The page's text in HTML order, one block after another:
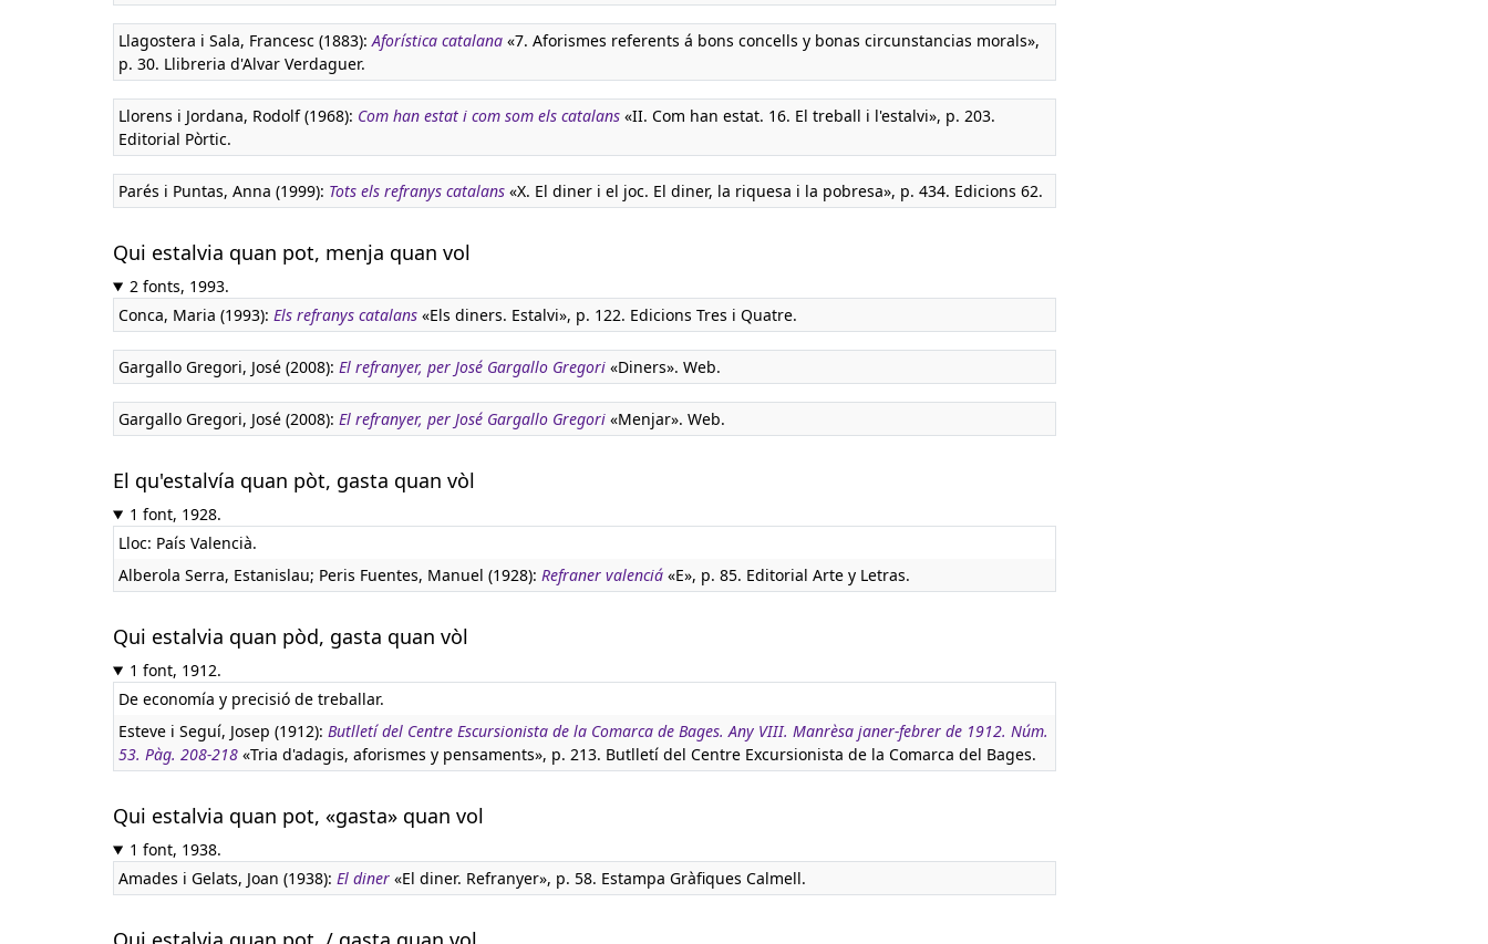
Llagostera i Sala, Francesc (1883):Aforística catalana «7. Aforismes referents á bons concells y bonas circunstancias morals»,
p. 30. Llibreria d'Alvar Verdaguer.
Llorens i Jordana, Rodolf (1968): Com han estat i com som els catalans «II. Com han estat. 16. El treball i l'estalvi», p. 203.
Editorial Pòrtic.
Parés i Puntas, Anna (1999): Tots els refranys catalans «X. El diner i el joc. El diner, la riquesa i la pobresa», p. 434. Edicions 62.
Qui estalvia quan pot, menja quan vol
2 fonts, 1993.
Conca, Maria (1993): Els refranys catalans «Els diners. Estalvi», p. 122. Edicions Tres i Quatre.
Gargallo Gregori, José (2008): El refranyer, per José Gargallo Gregori «Diners». Web.
Gargallo Gregori, José (2008): El refranyer, per José Gargallo Gregori «Menjar». Web.
El qu'estalvía quan pòt, gasta quan vòl
1 font, 1928.
Lloc: País Valencià.
Alberola Serra, Estanislau; Peris Fuentes, Manuel (1928): Refraner valenciá «E», p. 85. Editorial Arte y Letras.
Qui estalvia quan pòd, gasta quan vòl
1 font, 1912.
De economía y precisió de treballar.
Esteve i Seguí, Josep (1912): Butlletí del Centre Escursionista de la Comarca de Bages. Any VIII. Manrèsa janer-febrer de 1912. Núm.
53. Pàg. 208-218 «Tria d'adagis, aforismes y pensaments», p. 213. Butlletí del Centre Excursionista de la Comarca del Bages.
Qui estalvia quan pot, «gasta» quan vol
1 font, 1938.
Amades i Gelats, Joan (1938): El diner «El diner. Refranyer», p. 58. Estampa Gràfiques Calmell.